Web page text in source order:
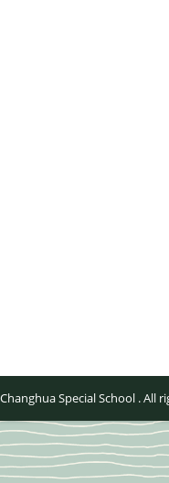
Special School . All